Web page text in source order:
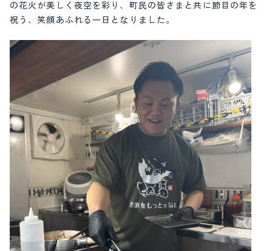
の花火が美しく夜空を彩り、町民の皆さまと共に節目の年を
祝う、笑顔あふれる一日となりました。